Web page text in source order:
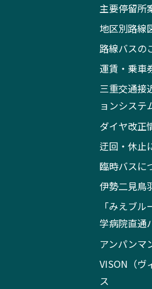
主要停留所
地区別路線
路線バスの
運賃・乗車
三重交通接
ョンシステ
ダイヤ改正
迂回・休止
臨時バスに
伊勢二見鳥
「みえブ
学病院直通
アンパンマ
VISON（ヴ
ス